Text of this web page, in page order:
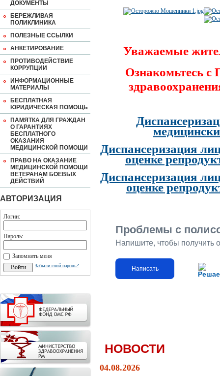
ДОКУМЕНТЫ
БЕРЕЖЛИВАЯ
ПОЛИКЛИНИКА
ПОЛЕЗНЫЕ ССЫЛКИ
АНКЕТИРОВАНИЕ
ПРОТИВОДЕЙСТВИЕ
КОРРУПЦИИ
ИНФОРМАЦИОННЫЕ
МАТЕРИАЛЫ
БЕСПЛАТНАЯ
ЮРИДИЧЕСКАЯ ПОМОЩЬ
ПАМЯТКА ДЛЯ ГРАЖДАН
О ГАРАНТИЯХ
БЕСПЛАТНОГО
ОКАЗАНИЯ
МЕДИЦИНСКОЙ ПОМОЩИ
ПРАВО НА ОКАЗАНИЕ
МЕДИЦИНСКОЙ ПОМОЩИ
ВЕТЕРАНАМ БОЕВЫХ
ДЕЙСТВИЙ
АВТОРИЗАЦИЯ
Логин:
Пароль:
Запомнить меня
Забыли свой пароль?
Уважаемые
Ознакомьтесь
Диспансеризация
оценке
Диспансеризация
оценке
Проблемы с
Напишите, чтобы получить
Написать
НОВОСТИ
04.08.2026